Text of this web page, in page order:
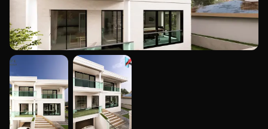
vedere laterala pentru case modern K136 Locuinta
detaliu fatada pentru case modern K136